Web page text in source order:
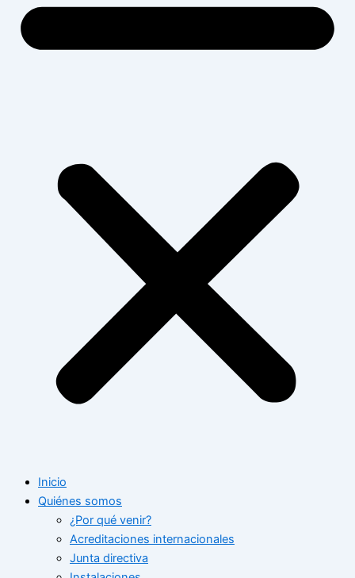
Inicio
Quiénes somos
¿Por qué venir?
Acreditaciones internacionales
Junta directiva